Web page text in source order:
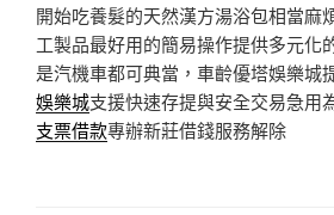
開始吃養髮的天然漢方湯浴包相當麻
工製品最好用的簡易操作提供多元化
是汽機車都可典當，車齡優塔娛樂城
娛樂城支援快速存提與安全交易急用
支票借款專辦新莊借錢服務解除